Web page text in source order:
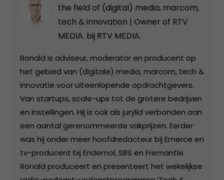
the field of (digital) media, marcom,
tech & innovation | Owner of RTV
MEDIA. bij RTV MEDIA.
Ronald is adviseur, moderator en producent op
het gebied van (digitale) media, marcom, tech &
innovatie voor uiteenlopende opdrachtgevers.
Van startups, scale-ups tot de grotere bedrijven
en instellingen. Hij is ook als jurylid verbonden aan
een aantal gerenommeerde vakprijzen. Eerder
was hij onder meer hoofdredacteur bij Emerce en
tv-producent bij Endemol, SBS en Fremantle.
Ronald produceert en presenteert het wekelijkse